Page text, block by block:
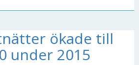
ökade till
under 2015